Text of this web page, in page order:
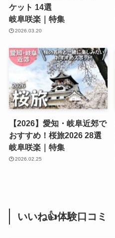
ケット 14選
岐阜咲楽｜特集
2026.03.20
【2026】愛知・岐阜近郊で
おすすめ！桜旅2026 28選
岐阜咲楽｜特集
2026.02.25
いいね👍体験口コミ